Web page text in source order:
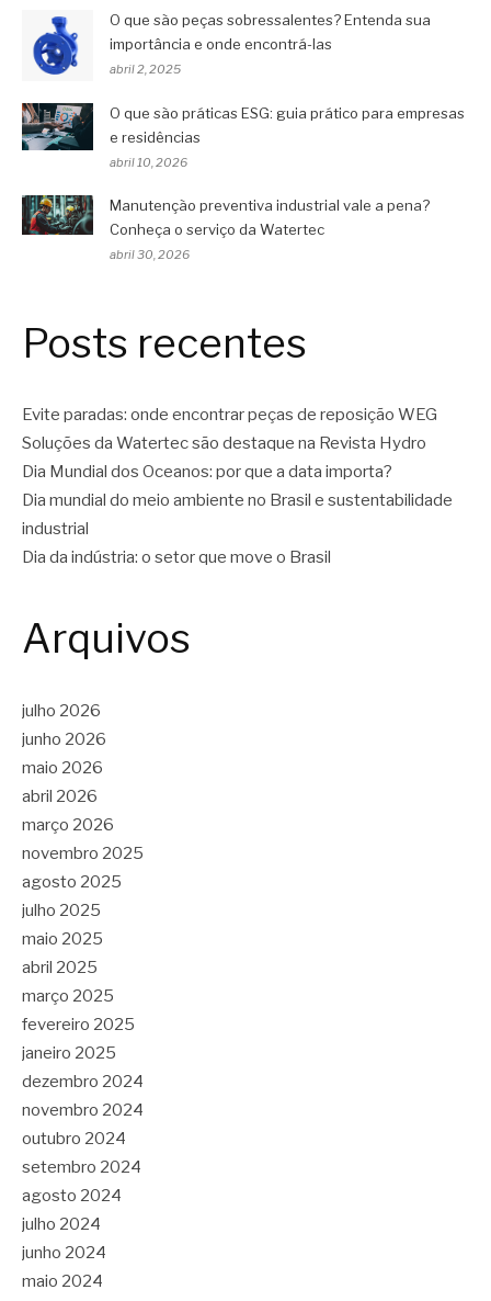
O que são peças sobressalentes? Entenda sua
importância e onde encontrá-las
abril 2, 2025
O que são práticas ESG: guia prático para empresas
e residências
abril 10, 2026
Manutenção preventiva industrial vale a pena?
Conheça o serviço da Watertec
abril 30, 2026
Posts recentes
Evite paradas: onde encontrar peças de reposição WEG
Soluções da Watertec são destaque na Revista Hydro
Dia Mundial dos Oceanos: por que a data importa?
Dia mundial do meio ambiente no Brasil e sustentabilidade
industrial
Dia da indústria: o setor que move o Brasil
Arquivos
julho 2026
junho 2026
maio 2026
abril 2026
março 2026
novembro 2025
agosto 2025
julho 2025
maio 2025
abril 2025
março 2025
fevereiro 2025
janeiro 2025
dezembro 2024
novembro 2024
outubro 2024
setembro 2024
agosto 2024
julho 2024
junho 2024
maio 2024